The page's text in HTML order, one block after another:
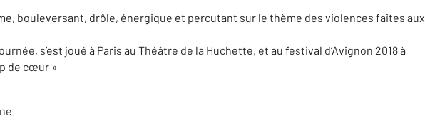
bouleversant, drôle, énergique et percutant sur le thème des violences faites aux
s’est joué à Paris au Théâtre de la Huchette, et au festival d’Avignon 2018 à
de cœur »